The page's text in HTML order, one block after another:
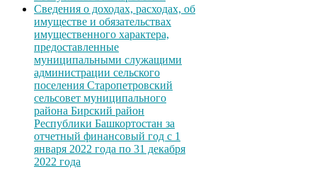
Сведения о доходах, расходах, об
имуществе и обязательствах
имущественного характера,
предоставленные
муниципальными служащими
администрации сельского
поселения Старопетровский
сельсовет муниципального
района Бирский район
Республики Башкортостан за
отчетный финансовый год с 1
января 2022 года по 31 декабря
2022 года